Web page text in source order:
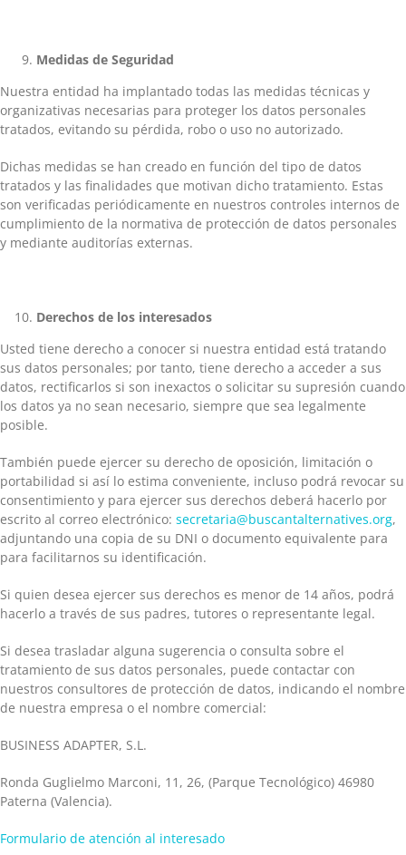
Medidas de Seguridad
Nuestra entidad ha implantado todas las medidas técnicas y
organizativas necesarias para proteger los datos personales
tratados, evitando su pérdida, robo o uso no autorizado.
Dichas medidas se han creado en función del tipo de datos
tratados y las finalidades que motivan dicho tratamiento. Estas
son verificadas periódicamente en nuestros controles internos de
cumplimiento de la normativa de protección de datos personales
y mediante auditorías externas.
Derechos de los interesados
Usted tiene derecho a conocer si nuestra entidad está tratando
sus datos personales; por tanto, tiene derecho a acceder a sus
datos, rectificarlos si son inexactos o solicitar su supresión cuando
los datos ya no sean necesario, siempre que sea legalmente
posible.
También puede ejercer su derecho de oposición, limitación o
portabilidad si así lo estima conveniente, incluso podrá revocar su
consentimiento y para ejercer sus derechos deberá hacerlo por
escrito al correo electrónico: secretaria@buscantalternatives.org,
adjuntando una copia de su DNI o documento equivalente para
para facilitarnos su identificación.
Si quien desea ejercer sus derechos es menor de 14 años, podrá
hacerlo a través de sus padres, tutores o representante legal.
Si desea trasladar alguna sugerencia o consulta sobre el
tratamiento de sus datos personales, puede contactar con
nuestros consultores de protección de datos, indicando el nombre
de nuestra empresa o el nombre comercial:
BUSINESS ADAPTER, S.L.
Ronda Guglielmo Marconi, 11, 26, (Parque Tecnológico) 46980
Paterna (Valencia).
Formulario de atención al interesado